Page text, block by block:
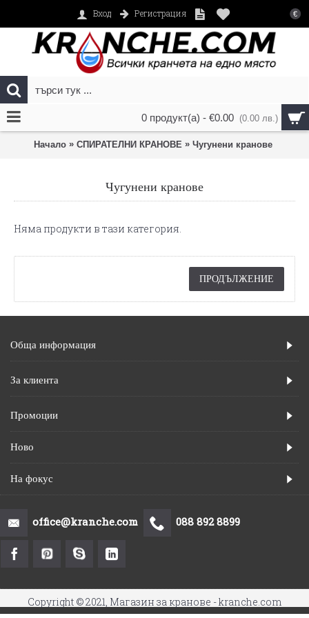
€
Вход Регистрация
0 продукт(а) - €0.00 (0.00 лв.)
Начало » СПИРАТЕЛНИ КРАНОВЕ » Чугунени кранове
Чугунени кранове
Няма продукти в тази категория.
ПРОДЪЛЖЕНИЕ
Обща информация
За клиента
Промоции
Ново
На фокус
office@kranche.com 088 892 8899
Copyright © 2021, Магазин за кранове - kranche.com